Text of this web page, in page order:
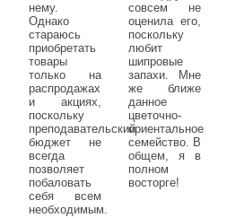
нему.
Однако
стараюсь
приобретать
товары
только на
распродажах
и акциях,
поскольку
преподавательский
бюджет не
всегда
позволяет
побаловать
себя всем
необходимым.
совсем не
оценила его,
поскольку
любит
шипровые
запахи. Мне
же ближе
данное
цветочно-
ориентальное
семейство. В
общем, я в
полном
восторге!